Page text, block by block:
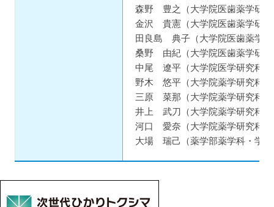
森野 豊之（大学院医歯薬学研究
金沢 貴憲（大学院医歯薬学研究
田良島 典子（大学院医歯薬学研
桑野 由紀（大学院医歯薬学研究
中尾 遼平（大学院医学研究科・
野木 悠平（大学院薬学研究科
三原 菜那（大学院薬学研究科・
井上 武刀（大学院薬学研究科・
河口 愛奈（大学院薬学研究科・
大場 瑞己（薬学部薬学科・学